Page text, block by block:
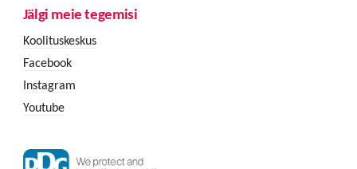
Jälgi meie tegemisi
Koolituskeskus
Facebook
Instagram
Youtube